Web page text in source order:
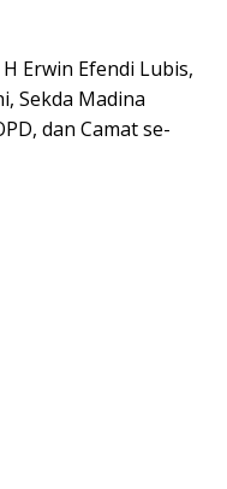
Erwin Efendi Lubis,
Sekda Madina
dan Camat se-